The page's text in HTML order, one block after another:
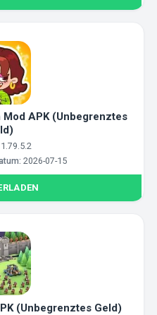
Mod APK (Unbegrenztes
1.79.5.2
2026-07-15
(Unbegrenztes Geld)